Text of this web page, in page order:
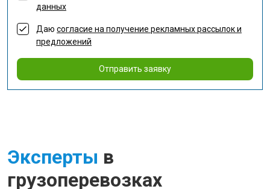
данных
Даю согласие на получение рекламных рассылок и
предложений
Отправить заявку
Эксперты в
грузоперевозках